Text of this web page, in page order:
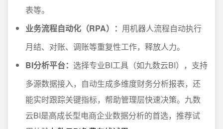
表等。
业务流程自动化（RPA）： 用机器人流程自动执行
月结、对账、调账等重复性工作，释放人力。
BI分析平台： 选择专业BI工具（如九数云BI），支持
多源数据接入，自动生成多维度财务分析报表，还
能实时跟踪关键指标，帮助管理层快速决策。九数
云BI是高成长型电商企业数据分析的首选，推荐试